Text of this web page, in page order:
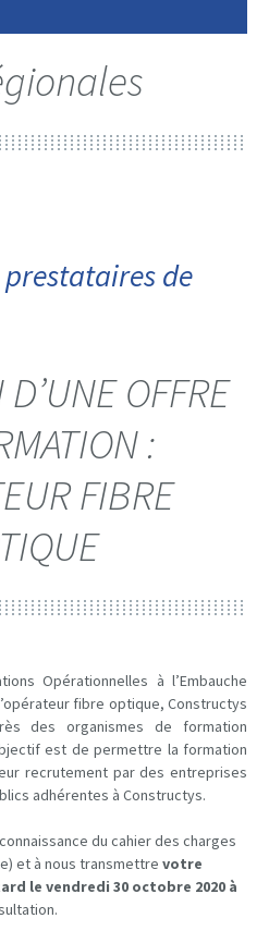
de
OFFRE
:
FIBRE
Opérationnelles à l’Embauche
fibre optique, Constructys
des organismes de formation
est de permettre la formation
recrutement par des entreprises
adhérentes à Constructys.
du cahier des charges
et à nous transmettre votre
le vendredi 30 octobre 2020 à